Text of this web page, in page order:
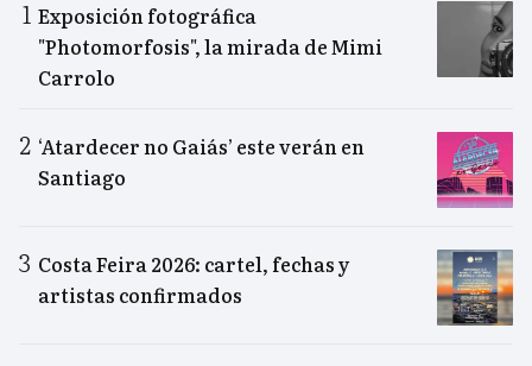
Exposición fotográfica
"Photomorfosis", la mirada de Mimi
Carrolo
‘Atardecer no Gaiás’ este verán en
Santiago
Costa Feira 2026: cartel, fechas y
artistas confirmados